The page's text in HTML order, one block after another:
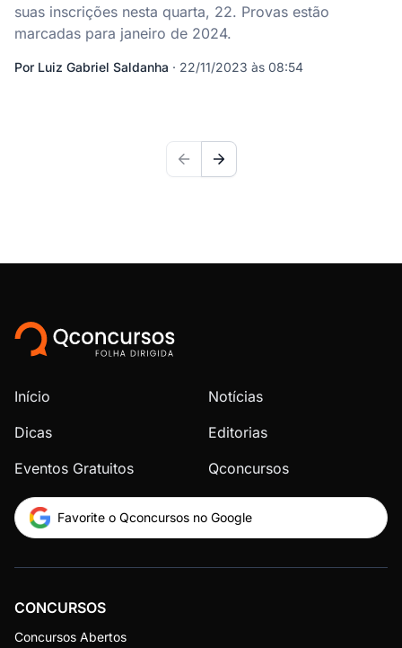
suas inscrições nesta quarta, 22. Provas estão
marcadas para janeiro de 2024.
Por Luiz Gabriel Saldanha · 22/11/2023 às 08:54
Início
Notícias
Dicas
Editorias
Eventos Gratuitos
Qconcursos
Favorite o Qconcursos no Google
CONCURSOS
Concursos Abertos